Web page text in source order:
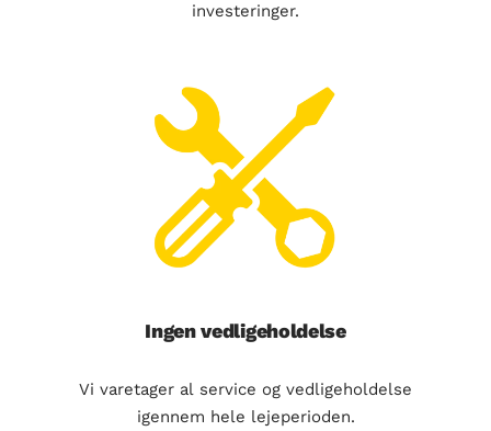
investeringer.
Ingen vedligeholdelse
Vi varetager al service og vedligeholdelse
igennem hele lejeperioden.